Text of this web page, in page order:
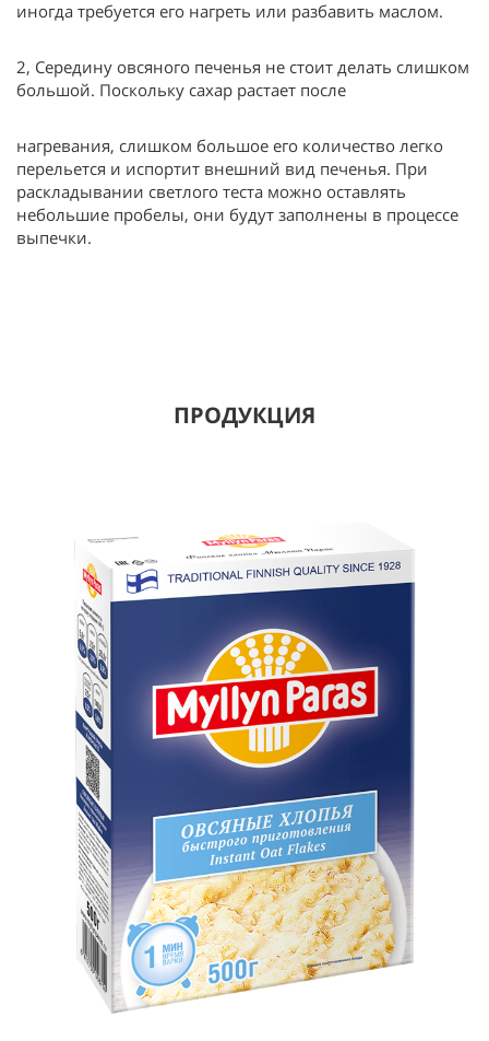
иногда требуется его нагреть или разбавить маслом.
2, Середину овсяного печенья не стоит делать слишком
большой. Поскольку сахар растает после
нагревания, слишком большое его количество легко
перельется и испортит внешний вид печенья. При
раскладывании светлого теста можно оставлять
небольшие пробелы, они будут заполнены в процессе
выпечки.
ПРОДУКЦИЯ